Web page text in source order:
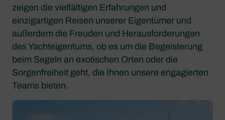
zeigen die vielfältigen Erfahrungen und
einzigartigen Reisen unserer Eigentümer und
außerdem die Freuden und Herausforderungen
des Yachteigentums, ob es um die Begeisterung
beim Segeln an exotischen Orten oder die
Sorgenfreiheit geht, die Ihnen unsere engagierten
Teams bieten.